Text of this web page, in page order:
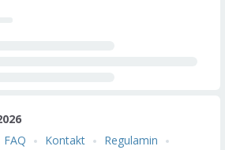
FAQ Kontakt Regulamin